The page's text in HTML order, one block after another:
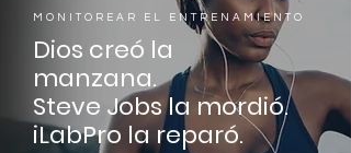
MONITOREAR EL ENTRENAMIENTO
Dios creó la
manzana.
Steve Jobs la mordió.
iLabPro la reparó.